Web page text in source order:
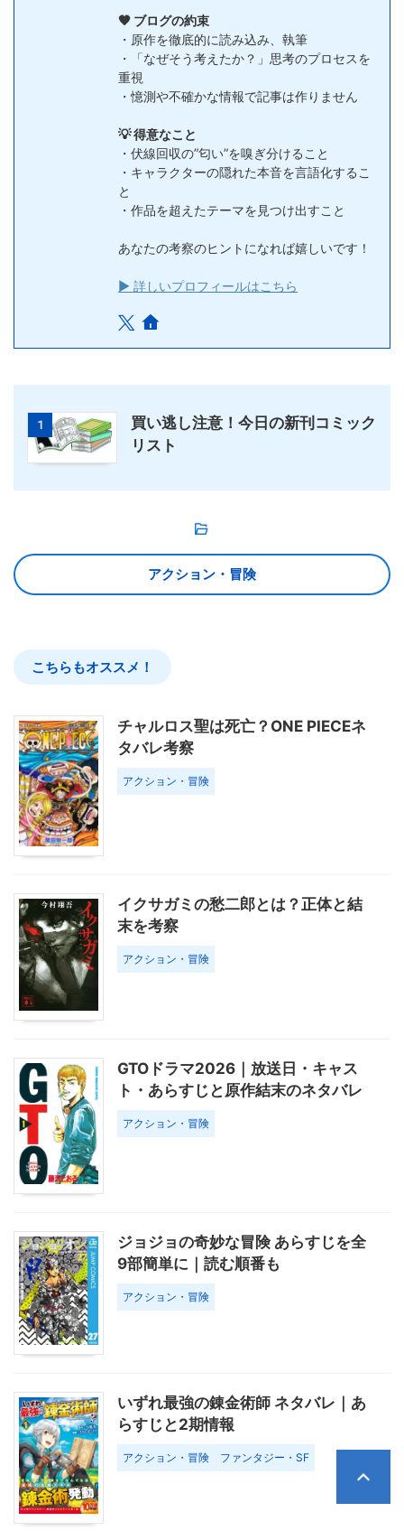
🧡 ブログの約束
・原作を徹底的に読み込み、執筆
・「なぜそう考えたか？」思考のプロセスを
重視
・憶測や不確かな情報で記事は作りません
💡 得意なこと
・伏線回収の”匂い”を嗅ぎ分けること
・キャラクターの隠れた本音を言語化するこ
と
・作品を超えたテーマを見つけ出すこと
あなたの考察のヒントになれば嬉しいです！
▶ 詳しいプロフィールはこちら
1
買い逃し注意！今日の新刊コミック
リスト
アクション・冒険
こちらもオススメ！
チャルロス聖は死亡？ONE PIECEネ
タバレ考察
アクション・冒険
イクサガミの愁二郎とは？正体と結
末を考察
アクション・冒険
GTOドラマ2026｜放送日・キャス
ト・あらすじと原作結末のネタバレ
アクション・冒険
ジョジョの奇妙な冒険 あらすじを全
9部簡単に｜読む順番も
アクション・冒険
いずれ最強の錬金術師 ネタバレ｜あ
らすじと2期情報
アクション・冒険 ファンタジー・SF